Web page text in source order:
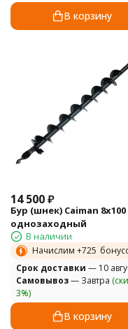
В корзину
14 500₽
Бур (шнек) Caiman
однозаходный
В наличии
Начислим +725
Cрок доставки — 10
Самовывоз— Завтра
3%)
В корзину